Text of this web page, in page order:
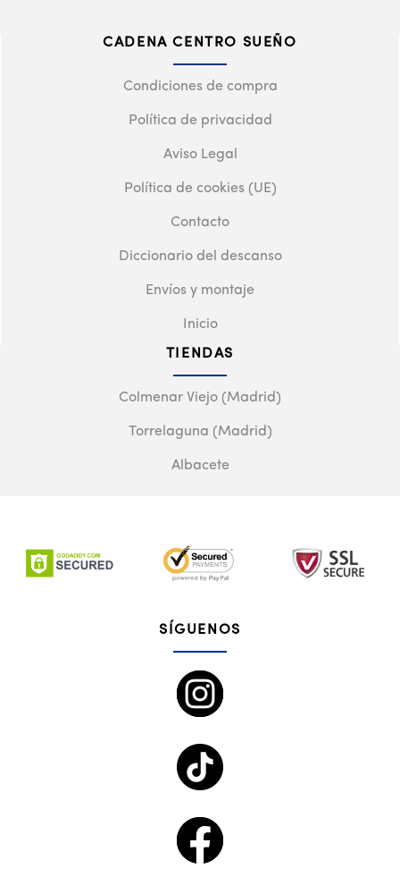
CADENA CENTRO SUEÑO
Condiciones de compra
Política de privacidad
Aviso Legal
Política de cookies (UE)
Contacto
Diccionario del descanso
Envíos y montaje
Inicio
TIENDAS
Colmenar Viejo (Madrid)
Torrelaguna (Madrid)
Albacete
SÍGUENOS